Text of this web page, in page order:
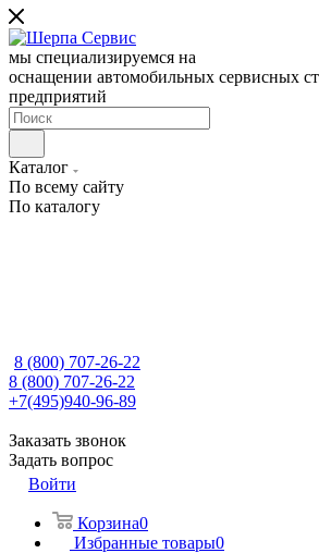
мы специализируемся на
оснащении автомобильных сервисных
предприятий
Каталог
По всему сайту
По каталогу
8 (800) 707-26-22
8 (800) 707-26-22
+7(495)940-96-89
Заказать звонок
Задать вопрос
Войти
Корзина0
Избранные товары0